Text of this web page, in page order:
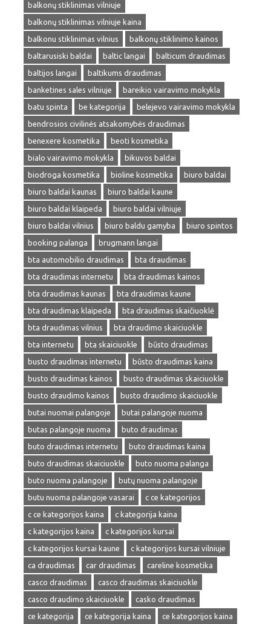
balkonų stiklinimas vilniuje
balkonų stiklinimas vilniuje kaina
balkonu stiklinimas vilnius
balkonų stiklinimo kainos
baltarusiski baldai
baltic langai
balticum draudimas
baltijos langai
baltikums draudimas
banketines sales vilniuje
bareikio vairavimo mokykla
batu spinta
be kategorija
belejevo vairavimo mokykla
bendrosios civilinės atsakomybės draudimas
benexere kosmetika
beoti kosmetika
bialo vairavimo mokykla
bikuvos baldai
biodroga kosmetika
bioline kosmetika
biuro baldai
biuro baldai kaunas
biuro baldai kaune
biuro baldai klaipeda
biuro baldai vilniuje
biuro baldai vilnius
biuro baldu gamyba
biuro spintos
booking palanga
brugmann langai
bta automobilio draudimas
bta draudimas
bta draudimas internetu
bta draudimas kainos
bta draudimas kaunas
bta draudimas kaune
bta draudimas klaipeda
bta draudimas skaičiuoklė
bta draudimas vilnius
bta draudimo skaiciuokle
bta internetu
bta skaiciuokle
būsto draudimas
busto draudimas internetu
būsto draudimas kaina
busto draudimas kainos
busto draudimas skaiciuokle
busto draudimo kainos
busto draudimo skaiciuokle
butai nuomai palangoje
butai palangoje nuoma
butas palangoje nuoma
buto draudimas
buto draudimas internetu
buto draudimas kaina
buto draudimas skaiciuokle
buto nuoma palanga
buto nuoma palangoje
butų nuoma palangoje
butu nuoma palangoje vasarai
c ce kategorijos
c ce kategorijos kaina
c kategorija kaina
c kategorijos kaina
c kategorijos kursai
c kategorijos kursai kaune
c kategorijos kursai vilniuje
ca draudimas
car draudimas
careline kosmetika
casco draudimas
casco draudimas skaiciuokle
casco draudimo skaiciuokle
casko draudimas
ce kategorija
ce kategorija kaina
ce kategorijos kaina